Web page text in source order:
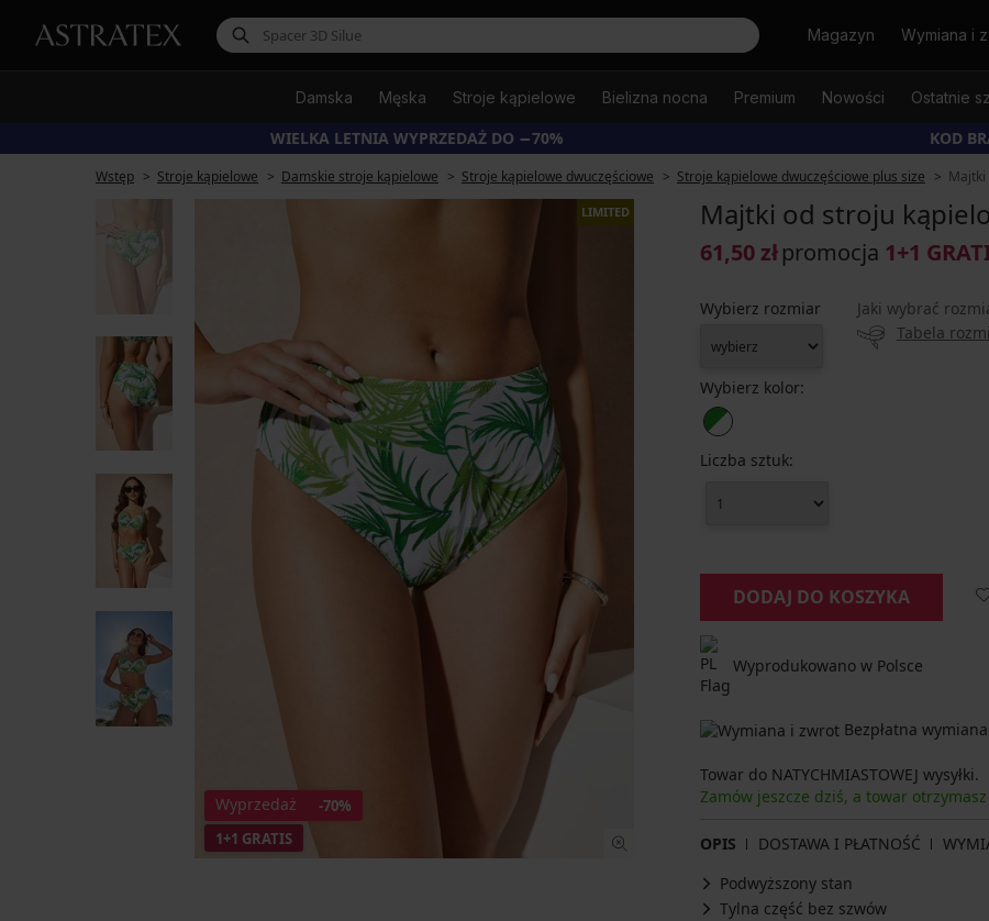
SzukajMagazyn Wymiana i
Damska Męska Stroje kąpielowe Bielizna nocna Premium Nowości Ostatnie
WIELKA LETNIA WYPRZEDAŻ DO −70% KOD
Wstęp Stroje kąpielowe Damskie stroje kąpielowe Stroje kąpielowe dwuczęściowe Stroje kąpielowe dwuczęściowe plus size Majtki
Wyprzedaż
-70%
1+1 GRATIS
LIMITED Majtki od stroju
61,50 złpromocja 1+1
Wybierz rozmiar
Jaki wybrać
Tabela
Wybierz kolor:
Liczba sztuk:
DODAJ DO KOSZYKA
Wyprodukowano w Polsce
Bezpłatna
Towar do NATYCHMIASTOWEJ wysyłki.
Zamów jeszcze dziś, a towar
OPIS DOSTAWA I PŁATNOŚĆ
Podwyższony stan
Tylna część bez szwów